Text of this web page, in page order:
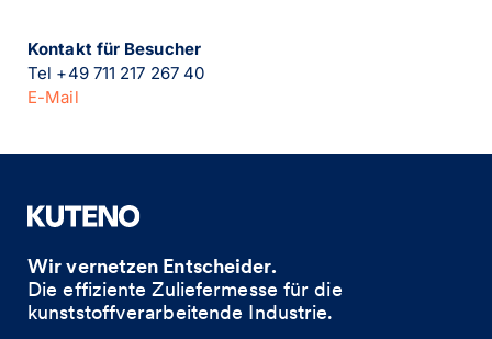
Kontakt für Besucher
Tel +49 711 217 267 40
E-Mail
Wir vernetzen Entscheider.
Die effiziente Zuliefermesse für die
kunststoffverarbeitende Industrie. ​